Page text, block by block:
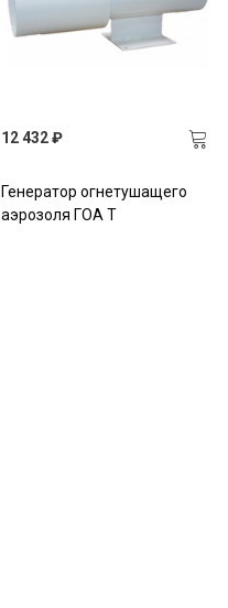
12 432 ₽
Генератор огнетушащего
аэрозоля ГОА Т